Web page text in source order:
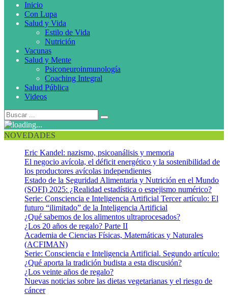
Inicio
Con Lupa
Salud y Vida
Estilo de Vida
Nutrición
Vacunas
Salud y Mente
Psiconeuroinmunología
Coaching Integral
Salud Pública
Videos
NOVEDADES
Eric Kandel: nazismo, psicoanálisis y memoria
El negocio avícola, el déficit energético y la sostenibilidad de
los productores avícolas independientes
Estado de la Seguridad Alimentaria y Nutrición en el Mundo
(SOFI) 2025: ¿Realidad estadística o espejismo numérico?
Serie: Consciencia e Inteligencia Artificial Tercer artículo: El
futuro “ilimitado” de la Inteligencia Artificial
¿Qué sabemos de los alimentos ultraprocesados?
¿Los 20 años de regalo? Parte II
Academia de Ciencias Físicas, Matemáticas y Naturales
(ACFIMAN)
Serie: Consciencia e Inteligencia Artificial. Segundo artículo:
¿Qué aporta la tradición budista a esta discusión?
¿Los veinte años de regalo?
Nuevas noticias sobre las dietas vegetarianas y el riesgo de
cáncer